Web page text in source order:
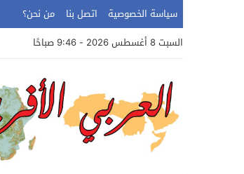
سياسة الخصوصية اتصل بنا
من نحن؟
السبت 8 أغسطس 2026 - 9:46 صباحًا